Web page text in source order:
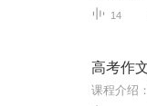
14
高考作